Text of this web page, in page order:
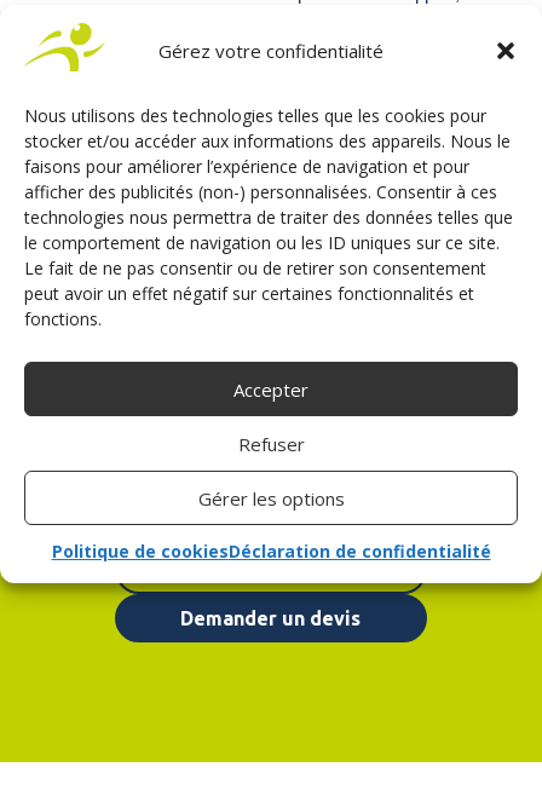
Gérez votre confidentialité
Nous utilisons des technologies telles que les cookies pour
stocker et/ou accéder aux informations des appareils. Nous le
faisons pour améliorer l’expérience de navigation et pour
afficher des publicités (non-) personnalisées. Consentir à ces
technologies nous permettra de traiter des données telles que
le comportement de navigation ou les ID uniques sur ce site.
Le fait de ne pas consentir ou de retirer son consentement
peut avoir un effet négatif sur certaines fonctionnalités et
fonctions.
Accepter
Refuser
Gérer les options
Politique de cookiesDéclaration de confidentialité
elle peut être retirée si la voiture doit être conduite par
un autre conducteur.
Boule sur volant
La télécommande au volant LEHMDIS offre, aux
conducteurs privés de l’usage d’un bras ou d’une main,
une solution d’accéder et d’activer toutes les
commandes et d’aider à la direction du volant.
Consulter le produit
Demander un devis